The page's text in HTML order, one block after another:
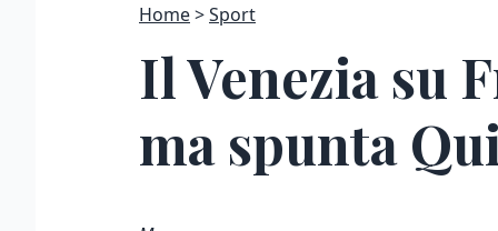
Home Sport
Il Venezia su
ma spunta